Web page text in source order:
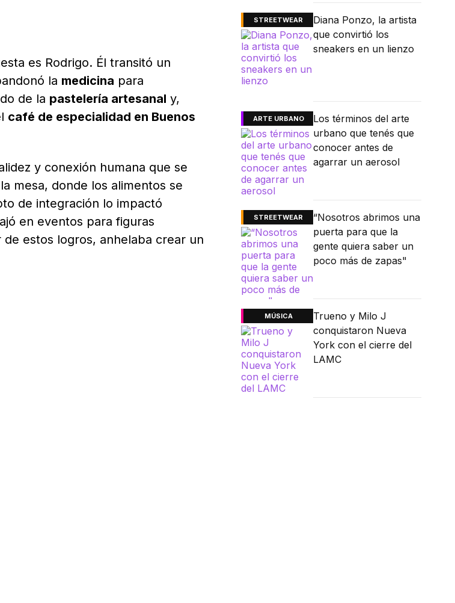
es Rodrigo. Él transitó un
la medicina para
de la pastelería artesanal y,
café de especialidad en Buenos
y conexión humana que se
mesa, donde los alimentos se
de integración lo impactó
en eventos para figuras
estos logros, anhelaba crear un
STREETWEAR
Diana Ponzo, la artista
que convirtió los
sneakers en un lienzo
ARTE URBANO
Los términos del arte
urbano que tenés que
conocer antes de
agarrar un aerosol
STREETWEAR
“Nosotros abrimos una
puerta para que la
gente quiera saber un
poco más de zapas"
MÚSICA
Trueno y Milo J
conquistaron Nueva
York con el cierre del
LAMC